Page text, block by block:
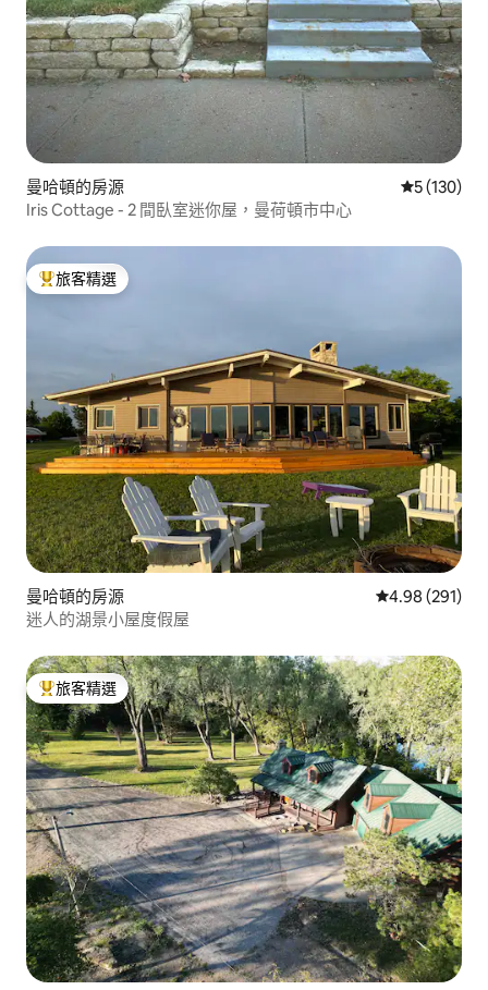
曼哈頓的房源 從 130 則
5 (130)
Iris Cottage - 2 間臥室迷你屋，曼荷頓市中心
旅客精選榜首
旅客精選
曼哈頓的房源 從 291 則評價
4.98 (291)
迷人的湖景小屋度假屋
旅客精選榜首
旅客精選